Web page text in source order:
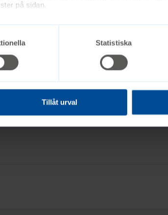
på sidan.
Statistiska
Tillåt urval
Vistelser på Ågrenska